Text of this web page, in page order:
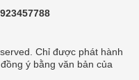
Chỉ được phát hành
ý bằng văn bản của